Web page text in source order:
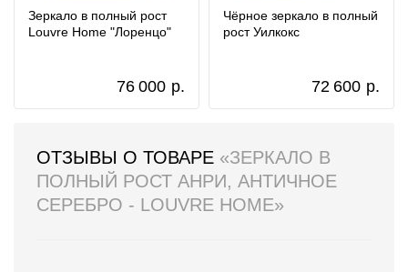
Зеркало в полный рост
Louvre Home "Лоренцо"
76 000 р.
Чёрное зеркало в полный
рост Уилкокс
72 600 р.
ОТЗЫВЫ О ТОВАРЕ «ЗЕРКАЛО В
ПОЛНЫЙ РОСТ АНРИ, АНТИЧНОЕ
СЕРЕБРО - LOUVRE HOME»